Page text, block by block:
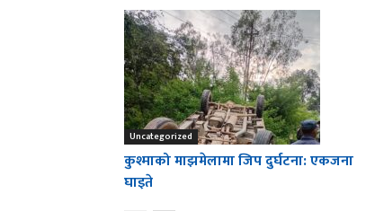
Uncategorized
कुश्माको माझमेलामा जिप दुर्घटना: एकजना
घाइते